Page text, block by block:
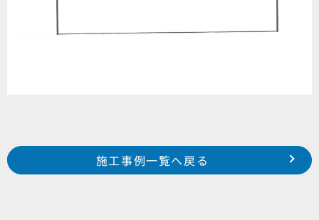
Prev
2025年4月施工 浜松市中央区深萩町 N様邸
施工事例一覧へ戻る